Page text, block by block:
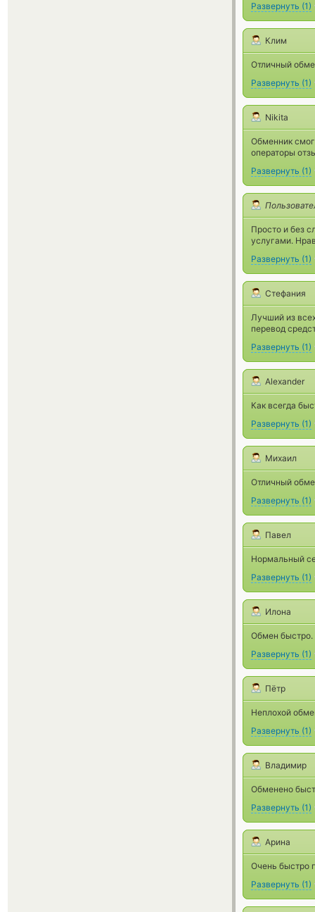
Развернуть (1)
Клим
Отличный
Развернуть (1)
Nikita
Обменник
операторы
Развернуть (1)
Просто и без
услугами.
Развернуть (1)
Стефания
Лучший из
перевод
Развернуть (1)
Alexander
Как всегда
Развернуть (1)
Михаил
Отличный
Развернуть (1)
Павел
Нормальный
Развернуть (1)
Илона
Обмен быстро.
Развернуть (1)
Пётр
Неплохой
Развернуть (1)
Владимир
Обменено
Развернуть (1)
Арина
Очень быстро
Развернуть (1)